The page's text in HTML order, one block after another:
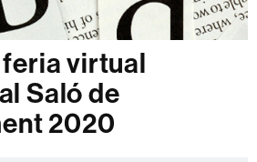
virtual
Saló de
2020